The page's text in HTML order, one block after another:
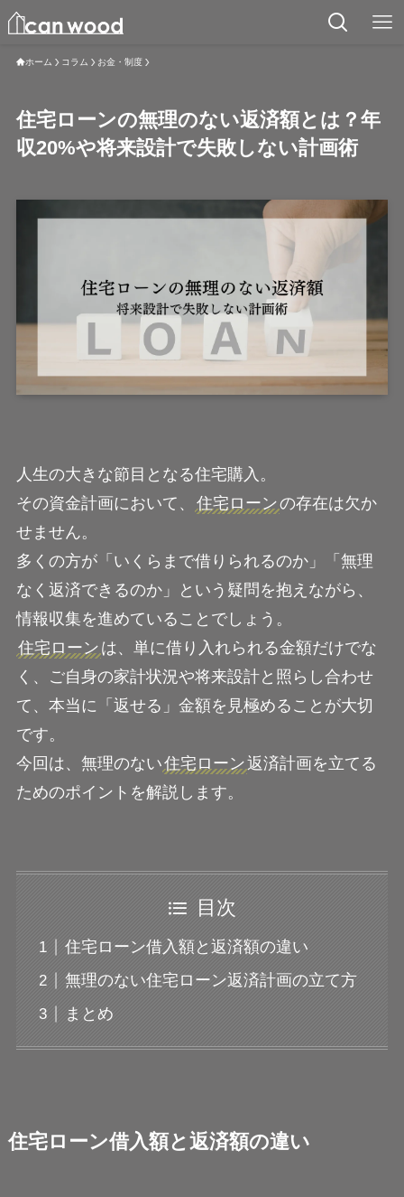
ホーム コラム お金・制度
住宅ローンの無理のない返済額とは？年
収20%や将来設計で失敗しない計画術
人生の大きな節目となる住宅購入。
その資金計画において、
住宅ローンの存在は欠か
せません。
多くの方が「いくらまで借りられるのか」「無理
なく返済できるのか」という疑問を抱えながら、
情報収集を進めていることでしょう。
住宅ローン は、単に借り入れられる金額だけでな
く、ご自身の家計状況や将来設計と照らし合わせ
て、本当に「返せる」金額を見極めることが大切
です。
今回は、無理のない住宅ローン返済計画を立てる
ためのポイントを解説します。
目次
住宅ローン借入額と返済額の違い
無理のない住宅ローン返済計画の立て方
まとめ
住宅ローン借入額と返済額の違い